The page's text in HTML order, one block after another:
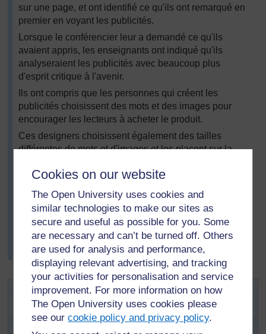
Cookies on our website
The Open University uses cookies and
similar technologies to make our sites as
secure and useful as possible for you. Some
are necessary and can’t be turned off. Others
are used for analysis and performance,
displaying relevant advertising, and tracking
your activities for personalisation and service
improvement. For more information on how
The Open University uses cookies please
see ourcookie policy and privacy policy.
sur une page, et ont identifié ce qu'ils ont remarqué en
premier en voyant les publicités.
Lorsque le conférencier leur a demandé ce qu'ils
avaient appris, les enseignants ont indiqué qu'ils
analyseraient les publicités avec beaucoup plus
d'esprit critique à l'avenir.
Ils ont compris que les personnes qui créent les
publicités choisissent des mots et des images pour
encourager les lecteurs à acheter le produit.
Ces designers choisissent également des tailles
différentes de mots et d'images et les placent sur la
certaines images plus que d'autres. Certains
montrer à leurs élèves comment les publicités tentaient
de persuader les lecteurs d’agir d'une certaine manière
(souvent pour influencer des comportements d'achat).
Ces enseignants souhaitaient encourager les enfants à
être sélectifs.
Activité clé : Lire les publicités
avec esprit critique
Préparez-vous à cette activité et présentez-la à vos